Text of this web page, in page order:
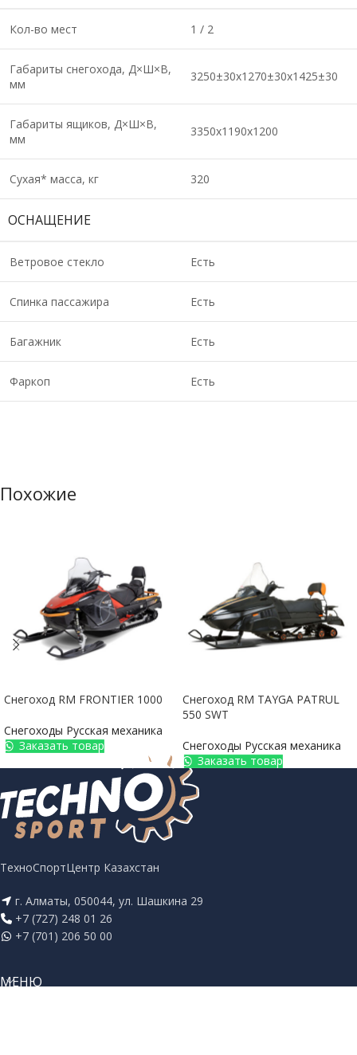
Кол-во мест 1 / 2
Габариты снегохода, Д×Ш×В,
мм
3250±30х1270±30х1425±30
Габариты ящиков, Д×Ш×В,
мм
3350х1190х1200
Сухая* масса, кг 320
ОСНАЩЕНИЕ
Ветровое стекло Есть
Спинка пассажира Есть
Багажник Есть
Фаркоп Есть
Похожие
Снегоход RM FRONTIER 1000
Снегоходы Русская механика
Заказать товар
Снегоход RM TAYGA PATRUL
550 SWT
Снегоходы Русская механика
Заказать товар
ТехноСпортЦентр Казахстан
г. Алматы, 050044, ул. Шашкина 29
+7 (727) 248 01 26
+7 (701) 206 50 00
МЕНЮ